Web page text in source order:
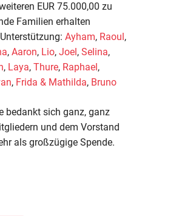
EUR 75.000,00 zu
Familien erhalten
Ayham, Raoul,
, Aaron, Lio, Joel, Selina,
, Laya, Thure, Raphael,
, Frida & Mathilda, Bruno
bedankt sich ganz, ganz
und dem Vorstand
als großzügige Spende.